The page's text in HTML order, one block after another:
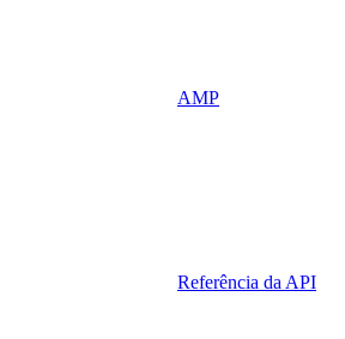
AMP
Referência da API